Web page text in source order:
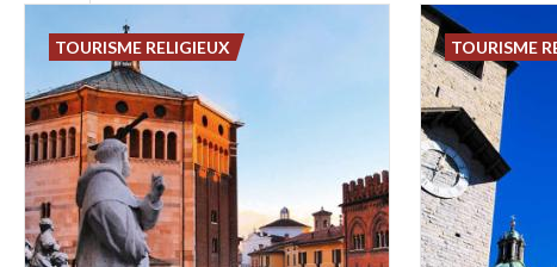
TOURISME RELIGIEUX TOURISME